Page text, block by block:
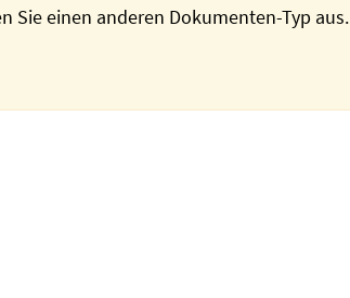
Sie einen anderen Dokumenten-Typ aus.